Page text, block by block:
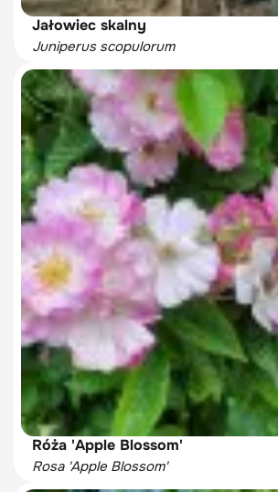
Jałowiec skalny
Juniperus scopulorum
Róża 'Apple Blossom'
Rosa 'Apple Blossom'